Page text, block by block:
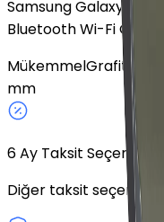
Samsung Galaxy
Bluetooth Wi-Fi Grafit
MükemmelGrafit
mm
6Ay Taksit Seçeneği
Diğer taksit